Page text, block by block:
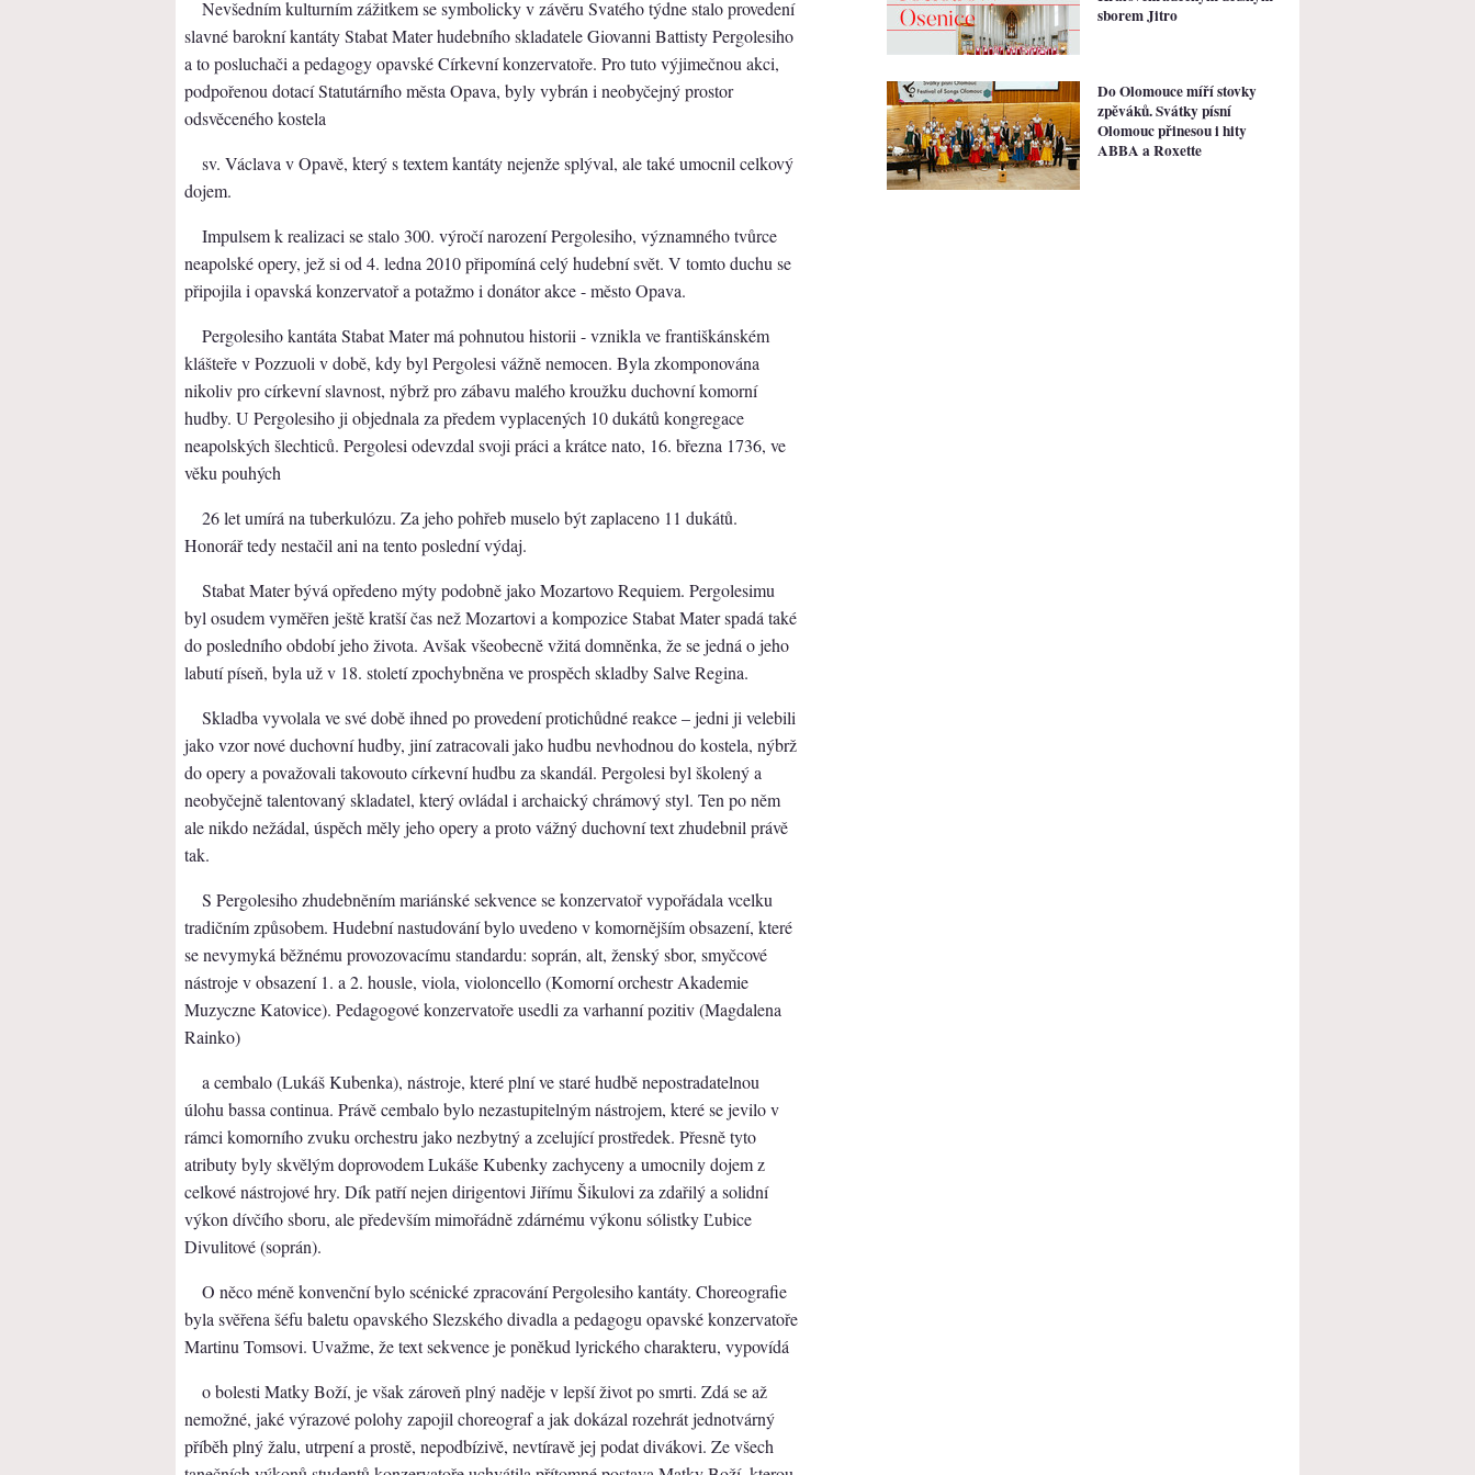
Nevšedním kulturním zážitkem se symbolicky v závěru Svatého týdne stalo provedení
slavné barokní kantáty Stabat Mater hudebního skladatele Giovanni Battisty Pergolesiho
a to posluchači a pedagogy opavské Církevní konzervatoře. Pro tuto výjimečnou akci,
podpořenou dotací Statutárního města Opava, byly vybrán i neobyčejný prostor
odsvěceného kostela
sv. Václava v Opavě, který s textem kantáty nejenže splýval, ale také umocnil celkový
dojem.
Impulsem k realizaci se stalo 300. výročí narození Pergolesiho, významného tvůrce
neapolské opery, jež si od 4. ledna 2010 připomíná celý hudební svět. V tomto duchu se
připojila i opavská konzervatoř a potažmo i donátor akce - město Opava.
Pergolesiho kantáta Stabat Mater má pohnutou historii - vznikla ve františkánském
klášteře v Pozzuoli v době, kdy byl Pergolesi vážně nemocen. Byla zkomponována
nikoliv pro církevní slavnost, nýbrž pro zábavu malého kroužku duchovní komorní
hudby. U Pergolesiho ji objednala za předem vyplacených 10 dukátů kongregace
neapolských šlechticů. Pergolesi odevzdal svoji práci a krátce nato, 16. března 1736, ve
věku pouhých
26 let umírá na tuberkulózu. Za jeho pohřeb muselo být zaplaceno 11 dukátů.
Honorář tedy nestačil ani na tento poslední výdaj.
Stabat Mater bývá opředeno mýty podobně jako Mozartovo Requiem. Pergolesimu
byl osudem vyměřen ještě kratší čas než Mozartovi a kompozice Stabat Mater spadá také
do posledního období jeho života. Avšak všeobecně vžitá domněnka, že se jedná o jeho
labutí píseň, byla už v 18. století zpochybněna ve prospěch skladby Salve Regina.
Skladba vyvolala ve své době ihned po provedení protichůdné reakce – jedni ji velebili
jako vzor nové duchovní hudby, jiní zatracovali jako hudbu nevhodnou do kostela, nýbrž
do opery a považovali takovouto církevní hudbu za skandál. Pergolesi byl školený a
neobyčejně talentovaný skladatel, který ovládal i archaický chrámový styl. Ten po něm
ale nikdo nežádal, úspěch měly jeho opery a proto vážný duchovní text zhudebnil právě
tak.
S Pergolesiho zhudebněním mariánské sekvence se konzervatoř vypořádala vcelku
tradičním způsobem. Hudební nastudování bylo uvedeno v komornějším obsazení, které
se nevymyká běžnému provozovacímu standardu: soprán, alt, ženský sbor, smyčcové
nástroje v obsazení 1. a 2. housle, viola, violoncello (Komorní orchestr Akademie
Muzyczne Katovice). Pedagogové konzervatoře usedli za varhanní pozitiv (Magdalena
Rainko)
a cembalo (Lukáš Kubenka), nástroje, které plní ve staré hudbě nepostradatelnou
úlohu bassa continua. Právě cembalo bylo nezastupitelným nástrojem, které se jevilo v
rámci komorního zvuku orchestru jako nezbytný a zcelující prostředek. Přesně tyto
atributy byly skvělým doprovodem Lukáše Kubenky zachyceny a umocnily dojem z
celkové nástrojové hry. Dík patří nejen dirigentovi Jiřímu Šikulovi za zdařilý a solidní
výkon dívčího sboru, ale především mimořádně zdárnému výkonu sólistky Ľubice
Divulitové (soprán).
O něco méně konvenční bylo scénické zpracování Pergolesiho kantáty. Choreografie
byla svěřena šéfu baletu opavského Slezského divadla a pedagogu opavské konzervatoře
Martinu Tomsovi. Uvažme, že text sekvence je poněkud lyrického charakteru, vypovídá
o bolesti Matky Boží, je však zároveň plný naděje v lepší život po smrti. Zdá se až
nemožné, jaké výrazové polohy zapojil choreograf a jak dokázal rozehrát jednotvárný
příběh plný žalu, utrpení a prostě, nepodbízivě, nevtíravě jej podat divákovi. Ze všech
sborem Jitro
Do Olomouce míří stovky
zpěváků. Svátky písní
Olomouc přinesou i hity
ABBA a Roxette